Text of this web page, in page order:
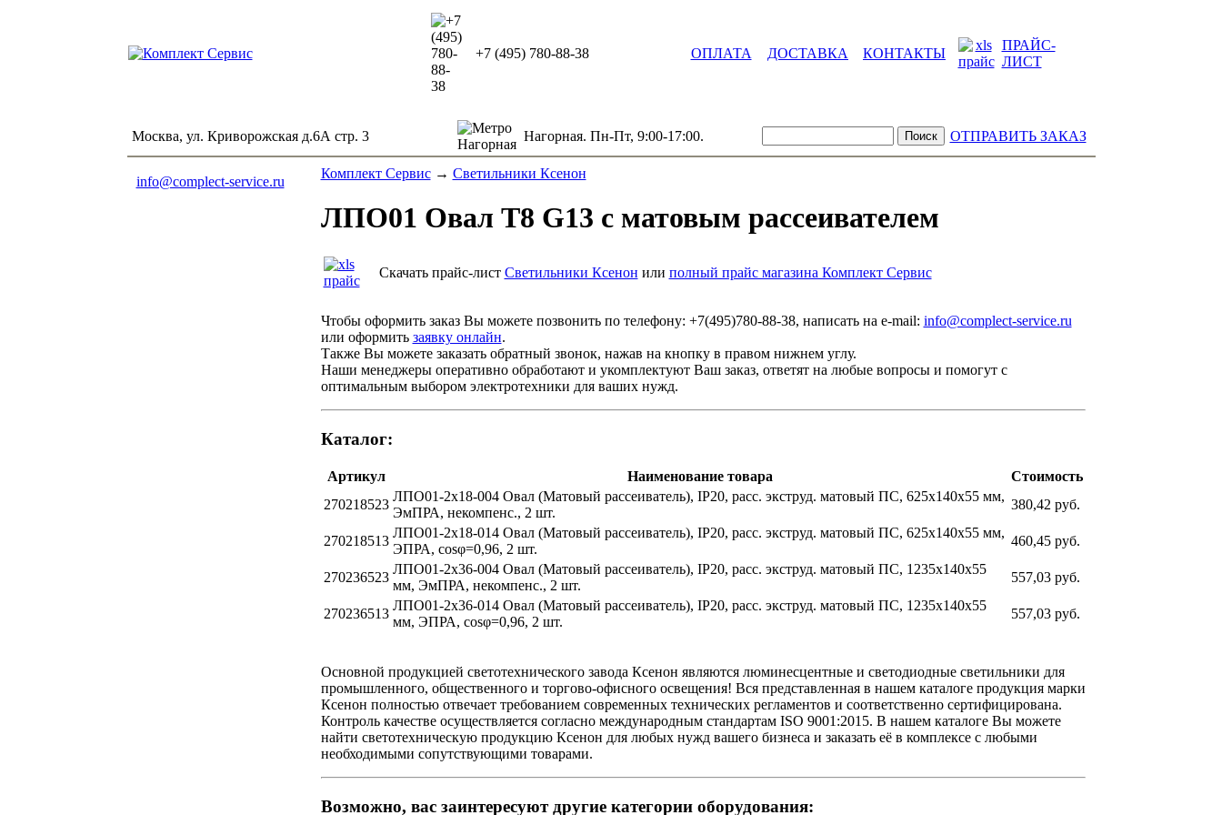
+7 (495) 780-88-38 ОПЛАТА ДОСТАВКА КОНТАКТЫ
ПРАЙС-
ЛИСТ
Москва, ул. Криворожская д.6А стр. 3 Нагорная. Пн-Пт, 9:00-17:00. ОТПРАВИТЬ ЗАКАЗ
info@complect-service.ru
Комплект Сервис→ Светильники Ксенон
ЛПО01 Овал Т8 G13 с матовым рассеивателем
Скачать прайс-лист Светильники Ксенон или полный прайс магазина Комплект Сервис
Чтобы оформить заказ Вы можете позвонить по телефону: +7(495)780-88-38, написать на e-mail: info@complect-service.ru
или оформить заявку онлайн.
Также Вы можете заказать обратный звонок, нажав на кнопку в правом нижнем углу.
Наши менеджеры оперативно обработают и укомплектуют Ваш заказ, ответят на любые вопросы и помогут с
оптимальным выбором электротехники для ваших нужд.
Каталог:
Артикул Наименование товара
Стоимость
270218523
ЛПО01-2х18-004 Овал (Матовый рассеиватель), IP20, расс. экструд. матовый ПС, 625x140x55 мм,
ЭмПРА, некомпенс., 2 шт.
380,42 руб.
270218513
ЛПО01-2х18-014 Овал (Матовый рассеиватель), IP20, расс. экструд. матовый ПС, 625x140x55 мм,
ЭПРА, cosφ=0,96, 2 шт.
460,45 руб.
270236523
ЛПО01-2х36-004 Овал (Матовый рассеиватель), IP20, расс. экструд. матовый ПС, 1235x140x55
мм, ЭмПРА, некомпенс., 2 шт.
557,03 руб.
270236513
ЛПО01-2х36-014 Овал (Матовый рассеиватель), IP20, расс. экструд. матовый ПС, 1235x140x55
мм, ЭПРА, cosφ=0,96, 2 шт.
557,03 руб.
Основной продукцией светотехнического завода Ксенон являются люминесцентные и светодиодные светильники для
промышленного, общественного и торгово-офисного освещения! Вся представленная в нашем каталоге продукция марки
Ксенон полностью отвечает требованием современных технических регламентов и соответственно сертифицирована.
Контроль качестве осуществляется согласно международным стандартам ISO 9001:2015. В нашем каталоге Вы можете
найти светотехническую продукцию Ксенон для любых нужд вашего бизнеса и заказать её в комплексе с любыми
необходимыми сопутствующими товарами.
Возможно, вас заинтересуют другие категории оборудования: